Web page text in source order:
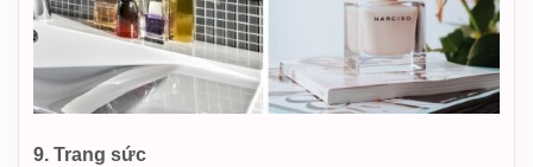
9. Trang sức